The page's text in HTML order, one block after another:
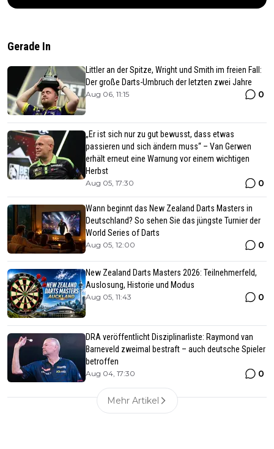
Gerade In
Littler an der Spitze, Wright und Smith im freien Fall:
Der große Darts-Umbruch der letzten zwei Jahre
Aug 06, 11:15 0
„Er ist sich nur zu gut bewusst, dass etwas
passieren und sich ändern muss“ – Van Gerwen
erhält erneut eine Warnung vor einem wichtigen
Herbst
Aug 05, 17:30 0
Wann beginnt das New Zealand Darts Masters in
Deutschland? So sehen Sie das jüngste Turnier der
World Series of Darts
Aug 05, 12:00 0
New Zealand Darts Masters 2026: Teilnehmerfeld,
Auslosung, Historie und Modus
Aug 05, 11:43 0
DRA veröffentlicht Disziplinarliste: Raymond van
Barneveld zweimal bestraft – auch deutsche Spieler
betroffen
Aug 04, 17:30 0
Mehr Artikel